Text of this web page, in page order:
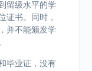
留级水平的学
证书。同时，
并不能颁发学
毕业证，没有